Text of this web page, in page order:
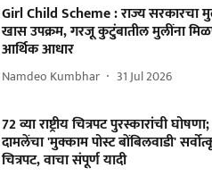
Girl Child Scheme : राज्य सरकारचा
खास उपक्रम, गरजू कुटुंबातील मुलींना
आर्थिक आधार
Namdeo Kumbhar 31 Jul 2026
72 व्या राष्ट्रीय चित्रपट पुरस्कारांची
दामलेंचा 'मुक्काम पोस्ट बोंबिलवाडी'
चित्रपट, वाचा संपूर्ण यादी